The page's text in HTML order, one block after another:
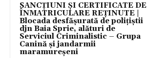
SANCȚIUNI ȘI CERTIFICATE DE
ÎNMATRICULARE REȚINUTE |
Blocada desfășurată de polițiștii
djn Baia Sprie, alături de
Serviciul Criminalistic – Grupa
Canină și jandarmii
maramureșeni